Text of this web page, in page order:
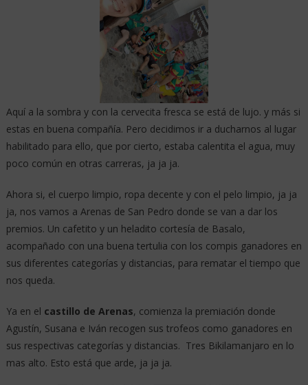
Aquí a la sombra y con la cervecita fresca se está de lujo. y más si
estas en buena compañía. Pero decidimos ir a ducharnos al lugar
habilitado para ello, que por cierto, estaba calentita el agua, muy
poco común en otras carreras, ja ja ja.
Ahora si, el cuerpo limpio, ropa decente y con el pelo limpio, ja ja
ja, nos vamos a Arenas de San Pedro donde se van a dar los
premios. Un cafetito y un heladito cortesía de Basalo,
acompañado con una buena tertulia con los compis ganadores en
sus diferentes categorías y distancias, para rematar el tiempo que
nos queda.
Ya en el castillo de Arenas, comienza la premiación donde
Agustín, Susana e Iván recogen sus trofeos como ganadores en
sus respectivas categorías y distancias. Tres Bikilamanjaro en lo
mas alto. Esto está que arde, ja ja ja.